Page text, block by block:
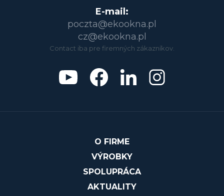
E-mail:
poczta@ekookna.pl
cz@ekookna.pl
Contact iba pre firemných zákazníkov.
O FIRME
VÝROBKY
SPOLUPRÁCA
AKTUALITY